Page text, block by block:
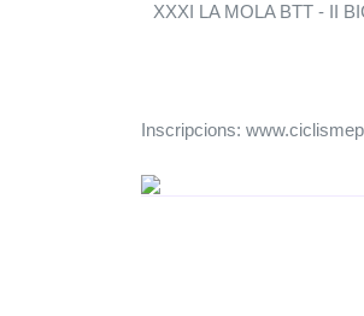
XXXI LA MOLA BTT - II
Inscripcions: